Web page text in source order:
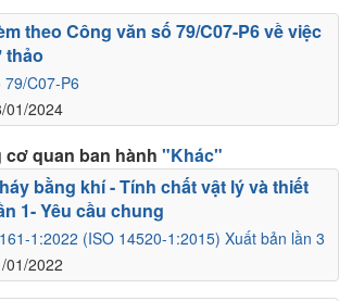
79/C07-P6
01/2024
theo Công văn số 79/C07-P6 về việc
thảo
quan ban hành "Khác"
1:2022 (ISO 14520-1:2015) Xuất bản lần 3
01/2022
bằng khí - Tính chất vật lý và thiết
1- Yêu cầu chung